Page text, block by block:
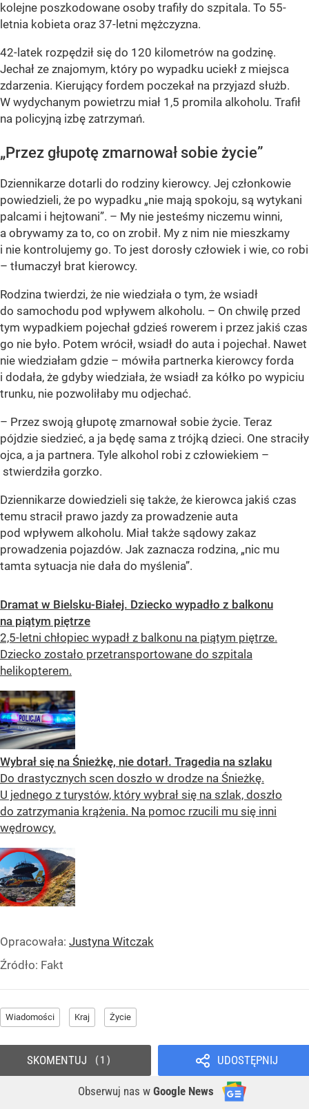
kolejne poszkodowane osoby trafiły do szpitala. To 55-
letnia kobieta oraz 37-letni mężczyzna.
42-latek rozpędził się do 120 kilometrów na godzinę.
Jechał ze znajomym, który po wypadku uciekł z miejsca
zdarzenia. Kierujący fordem poczekał na przyjazd służb.
W wydychanym powietrzu miał 1,5 promila alkoholu. Trafił
na policyjną izbę zatrzymań.
„Przez głupotę zmarnował sobie życie”
Dziennikarze dotarli do rodziny kierowcy. Jej członkowie
powiedzieli, że po wypadku „nie mają spokoju, są wytykani
palcami i hejtowani”. – My nie jesteśmy niczemu winni,
a obrywamy za to, co on zrobił. My z nim nie mieszkamy
i nie kontrolujemy go. To jest dorosły człowiek i wie, co robi
– tłumaczył brat kierowcy.
Rodzina twierdzi, że nie wiedziała o tym, że wsiadł
do samochodu pod wpływem alkoholu. – On chwilę przed
tym wypadkiem pojechał gdzieś rowerem i przez jakiś czas
go nie było. Potem wrócił, wsiadł do auta i pojechał. Nawet
nie wiedziałam gdzie – mówiła partnerka kierowcy forda
i dodała, że gdyby wiedziała, że wsiadł za kółko po wypiciu
trunku, nie pozwoliłaby mu odjechać.
– Przez swoją głupotę zmarnował sobie życie. Teraz
pójdzie siedzieć, a ja będę sama z trójką dzieci. One straciły
ojca, a ja partnera. Tyle alkohol robi z człowiekiem –
stwierdziła gorzko.
Dziennikarze dowiedzieli się także, że kierowca jakiś czas
temu stracił prawo jazdy za prowadzenie auta
pod wpływem alkoholu. Miał także sądowy zakaz
prowadzenia pojazdów. Jak zaznacza rodzina, „nic mu
tamta sytuacja nie dała do myślenia”.
Dramat w Bielsku-Białej. Dziecko wypadło z balkonu
na piątym piętrze
2,5-letni chłopiec wypadł z balkonu na piątym piętrze.
Dziecko zostało przetransportowane do szpitala
helikopterem.
Wybrał się na Śnieżkę, nie dotarł. Tragedia na szlaku
Do drastycznych scen doszło w drodze na Śnieżkę.
U jednego z turystów, który wybrał się na szlak, doszło
do zatrzymania krążenia. Na pomoc rzucili mu się inni
wędrowcy.
Opracowała: Justyna Witczak
Źródło: Fakt
Wiadomości Kraj Życie
UDOSTĘPNIJ
Obserwuj nas w Google News
SKOMENTUJ 1